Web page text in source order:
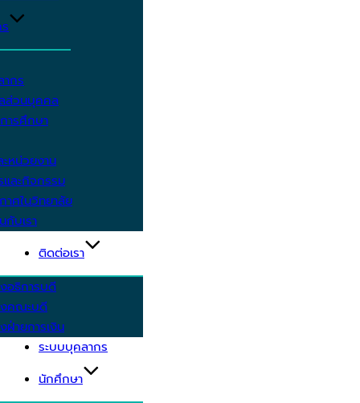
กร
ส่วนบุคคล
ารศึกษา
หน่วยงาน
และกิจกรรม
าศในวิทยาลัย
กับเรา
ติดต่อเรา
อธิการบดี
คณะบดี
ฝ่ายการเงิน
ระบบบุคลากร
นักศึกษา